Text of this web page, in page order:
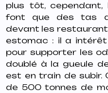
plus tôt, cependant,
font que des tas
devant les
estomac : il a
pour supporter les
doublé à la gueule
est en train de subir.
de 500 tonnes de